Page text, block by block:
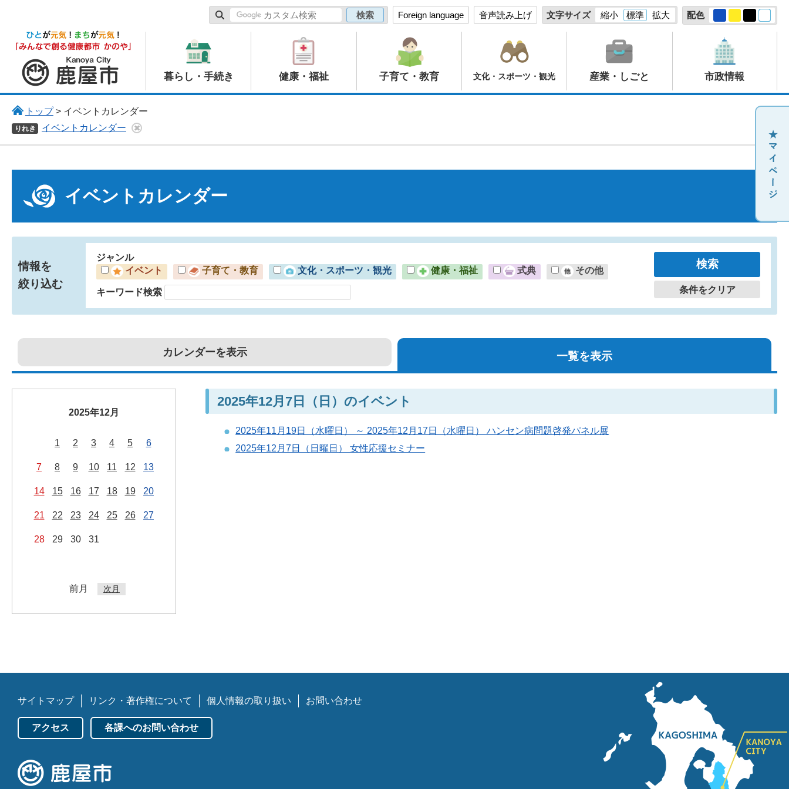
Foreign language 音声読み上げ 文字サイズ 縮小 標準 拡大 配色
鹿屋市
暮らし・手続き 健康・福祉 子育て・教育 文化・スポーツ・観光 産業・しごと 市政情報
トップ> イベントカレンダー
りれき イベントカレンダー
イベントカレンダー
情報を
絞り込む
ジャンル
イベント
子育て・教育 文化・スポーツ・観光 健康・福祉 式典 その他
キーワード検索 条件をクリア
カレンダーを表示 一覧を表示
2025年12月
1 2 3 4 5 6
7 8 9 10 11 12 13
14 15 16 17 18 19 20
21 22 23 24 25 26 27
28 29 30 31
前月 次月
2025年12月7日（日）のイベント
2025年11月19日（水曜日） ～ 2025年12月17日（水曜日） ハンセン病問題啓発パネル展
2025年12月7日（日曜日） 女性応援セミナー
サイトマップ リンク・著作権について 個人情報の取り扱い お問い合わせ
アクセス 各課へのお問い合わせ